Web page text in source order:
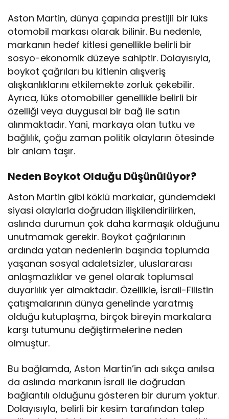
Aston Martin, dünya çapında prestijli bir lüks
otomobil markası olarak bilinir. Bu nedenle,
markanın hedef kitlesi genellikle belirli bir
sosyo-ekonomik düzeye sahiptir. Dolayısıyla,
boykot çağrıları bu kitlenin alışveriş
alışkanlıklarını etkilemekte zorluk çekebilir.
Ayrıca, lüks otomobiller genellikle belirli bir
özelliği veya duygusal bir bağ ile satın
alınmaktadır. Yani, markaya olan tutku ve
bağlılık, çoğu zaman politik olayların ötesinde
bir anlam taşır.
Neden Boykot Olduğu Düşünülüyor?
Aston Martin gibi köklü markalar, gündemdeki
siyasi olaylarla doğrudan ilişkilendirilirken,
aslında durumun çok daha karmaşık olduğunu
unutmamak gerekir. Boykot çağrılarının
ardında yatan nedenlerin başında toplumda
yaşanan sosyal adaletsizler, uluslararası
anlaşmazlıklar ve genel olarak toplumsal
duyarlılık yer almaktadır. Özellikle, İsrail-Filistin
çatışmalarının dünya genelinde yaratmış
olduğu kutuplaşma, birçok bireyin markalara
karşı tutumunu değiştirmelerine neden
olmuştur.
Bu bağlamda, Aston Martin’in adı sıkça anılsa
da aslında markanın İsrail ile doğrudan
bağlantılı olduğunu gösteren bir durum yoktur.
Dolayısıyla, belirli bir kesim tarafından talep